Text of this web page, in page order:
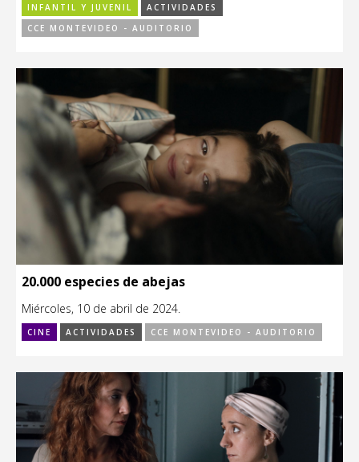
INFANTIL Y JUVENIL
ACTIVIDADES
CCE MONTEVIDEO - AUDITORIO
20.000 especies de abejas
Miércoles, 10 de abril de 2024.
CINE ACTIVIDADES CCE MONTEVIDEO - AUDITORIO